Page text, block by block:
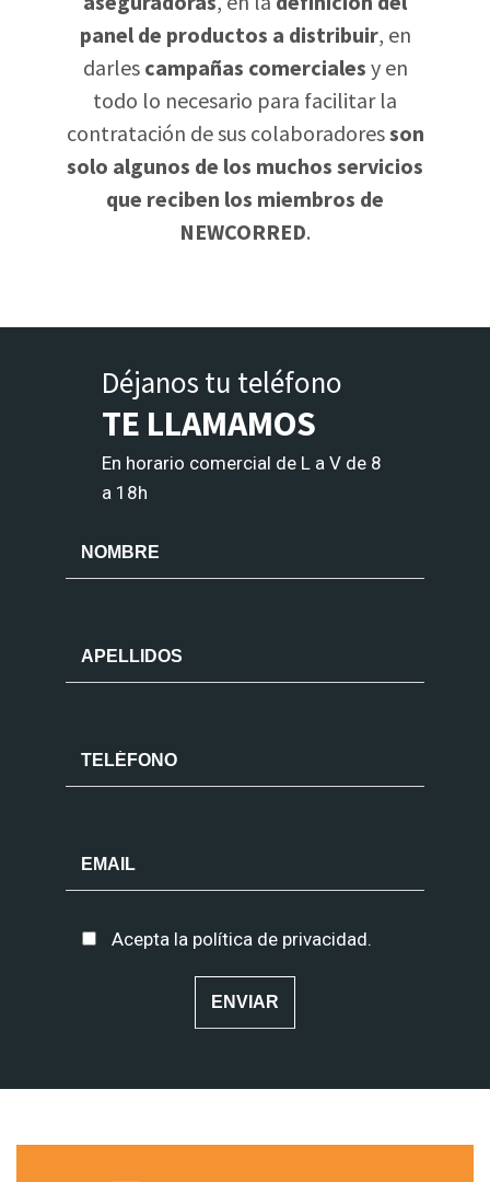
panel de productos a distribuir, en
darles campañas comerciales y en
todo lo necesario para facilitar la
contratación de sus colaboradoresson
solo algunos de los muchos servicios
que reciben los miembros de
NEWCORRED.
Déjanos tu teléfono
TE LLAMAMOS
En horario comercial de L a V de 8
a 18h
Acepta la política de privacidad.